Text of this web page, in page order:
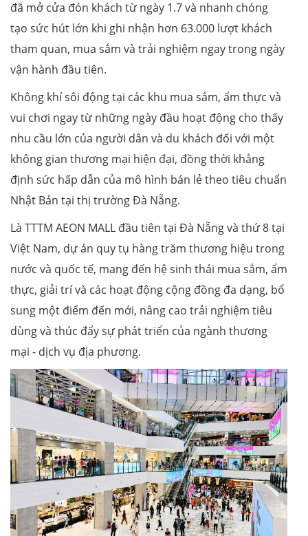
đã mở cửa đón khách từ ngày 1.7 và nhanh chóng
tạo sức hút lớn khi ghi nhận hơn 63.000 lượt khách
tham quan, mua sắm và trải nghiệm ngay trong ngày
vận hành đầu tiên.
Không khí sôi động tại các khu mua sắm, ẩm thực và
vui chơi ngay từ những ngày đầu hoạt động cho thấy
nhu cầu lớn của người dân và du khách đối với một
không gian thương mại hiện đại, đồng thời khẳng
định sức hấp dẫn của mô hình bán lẻ theo tiêu chuẩn
Nhật Bản tại thị trường Đà Nẵng.
Là TTTM AEON MALL đầu tiên tại Đà Nẵng và thứ 8 tại
Việt Nam, dự án quy tụ hàng trăm thương hiệu trong
nước và quốc tế, mang đến hệ sinh thái mua sắm, ẩm
thực, giải trí và các hoạt động cộng đồng đa dạng, bổ
sung một điểm đến mới, nâng cao trải nghiệm tiêu
dùng và thúc đẩy sự phát triển của ngành thương
mại - dịch vụ địa phương.